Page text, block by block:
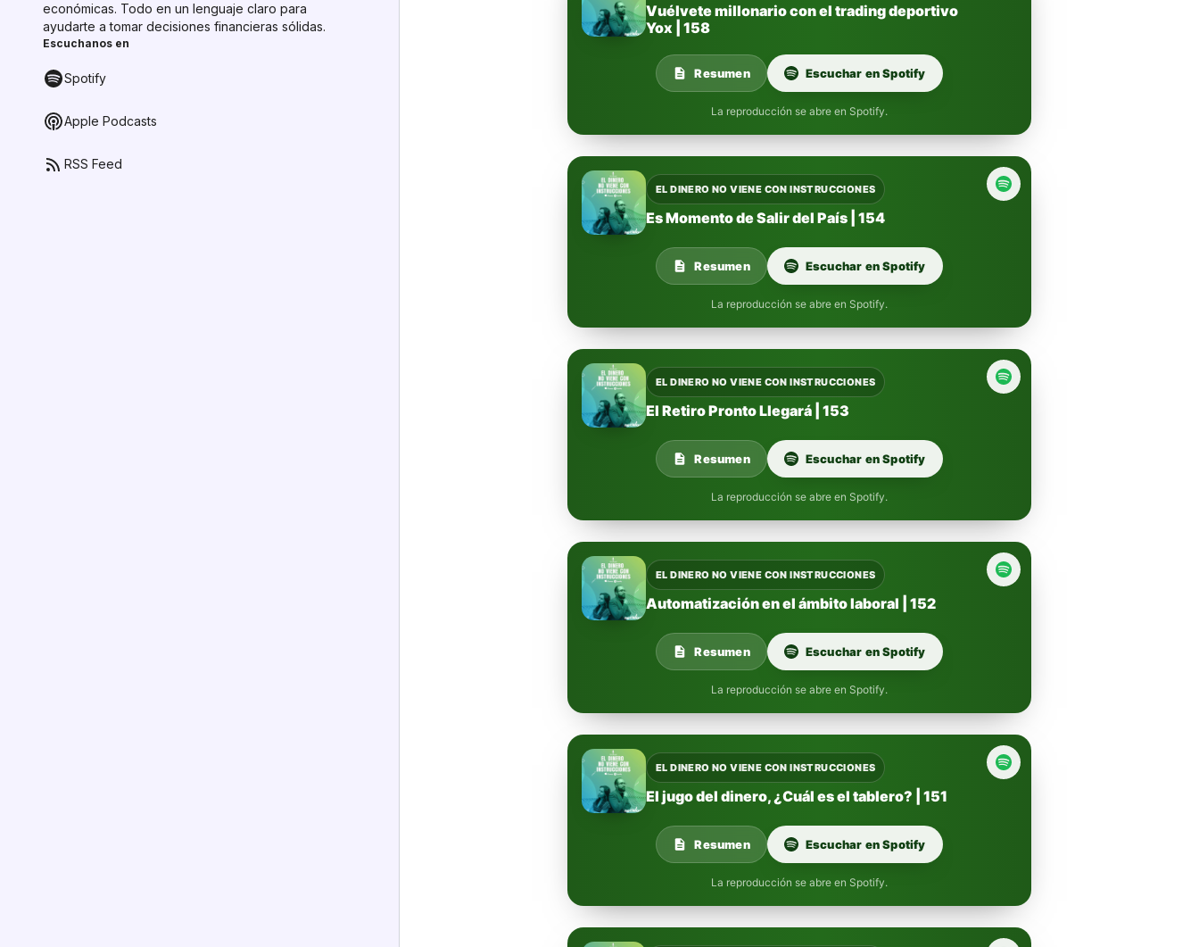
económicas. Todo en un lenguaje claro para
ayudarte a tomar decisiones financieras sólidas.
Escuchanos en
Spotify
Apple Podcasts
RSS Feed
Vuélvete millonario con el trading deportivo
Yox | 158
Resumen Escuchar en Spotify
La reproducción se abre en Spotify.
EL DINERO NO VIENE CON INSTRUCCIONES
Es Momento de Salir del País | 154
Resumen Escuchar en Spotify
La reproducción se abre en Spotify.
EL DINERO NO VIENE CON INSTRUCCIONES
El Retiro Pronto Llegará | 153
Resumen Escuchar en Spotify
La reproducción se abre en Spotify.
EL DINERO NO VIENE CON INSTRUCCIONES
Automatización en el ámbito laboral | 152
Resumen Escuchar en Spotify
La reproducción se abre en Spotify.
EL DINERO NO VIENE CON INSTRUCCIONES
El jugo del dinero, ¿Cuál es el tablero? | 151
Resumen Escuchar en Spotify
La reproducción se abre en Spotify.